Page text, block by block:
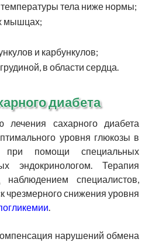
тела ниже нормы;
мышцах;
и карбункулов;
в области сердца.
диабета
сахарного диабета
уровня глюкозы в
при помощи специальных
эндокринологом. Терапия
специалистов,
чрезмерного снижения уровня
.
нарушений обмена